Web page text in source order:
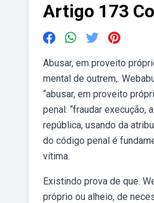
Artigo 173
Abusar, em proveito
mental de outrem,.
“abusar, em proveito
penal: “fraudar execução,
república, usando da
do código penal é
vítima.
Existindo prova de que.
próprio ou alheio, de